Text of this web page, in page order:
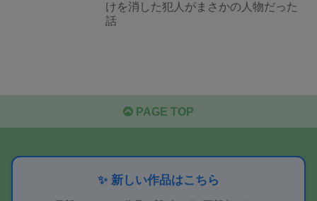
けを消した犯人がまさかの人物だった
話
PAGE TOP
✨ 新しい作品はこちら